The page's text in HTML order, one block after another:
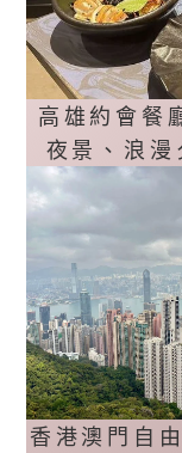
高雄約會餐
夜景、浪漫
香港澳門自